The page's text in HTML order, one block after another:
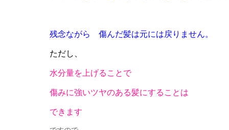
残念ながら 傷んだ髪は元には戻りません。
ただし、
水分量を上げることで
傷みに強いツヤのある髪にすることは
できます